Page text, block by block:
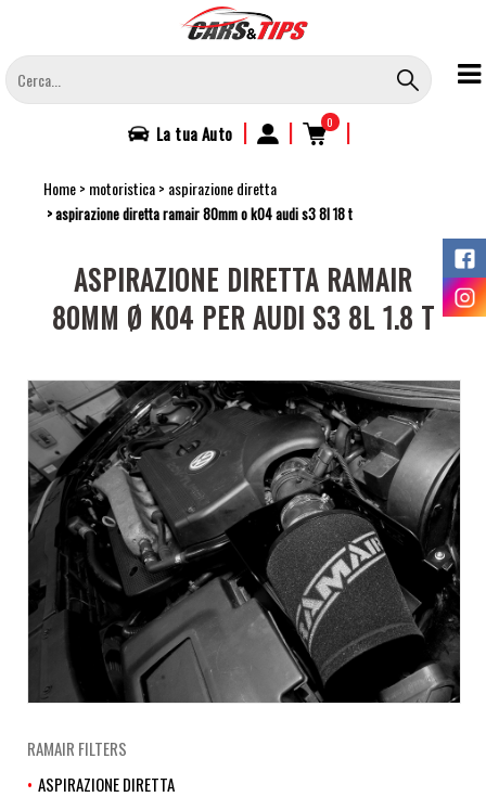
contenuto
principale
La tuaAuto | | 0 |
Home motoristica aspirazione diretta
aspirazione diretta ramair 80mm o k04 audi s3 8l 18 t
ASPIRAZIONE DIRETTA RAMAIR
80MM Ø K04 PER AUDI S3 8L 1.8 T
RAMAIR FILTERS
ASPIRAZIONE DIRETTA